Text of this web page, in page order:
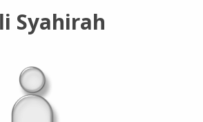
Syahirah